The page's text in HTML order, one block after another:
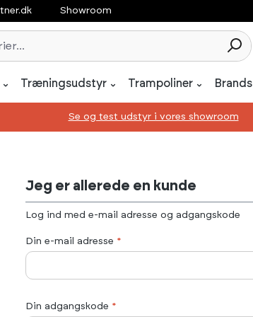
Showroom
Træningsudstyr Trampoliner Brands
Se og test udstyr i vores showroom
Jeg er allerede en kunde
Log ind med e-mail adresse og adgangskode
Din e-mail adresse *
Din adgangskode *